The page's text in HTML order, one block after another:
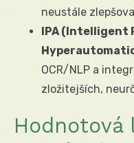
neustále
IPA (Intelligent
OCR/NLP a
zložitejších,
Hodnotová